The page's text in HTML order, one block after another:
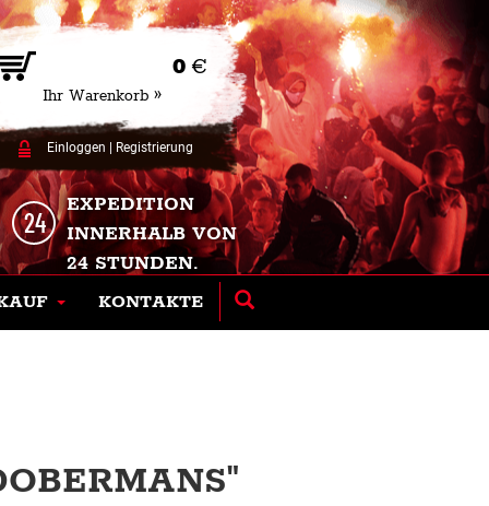
0 €
Ihr Warenkorb »
Einloggen Registrierung
EXPEDITION
INNERHALB VON
24 STUNDEN.
KONTAKTE